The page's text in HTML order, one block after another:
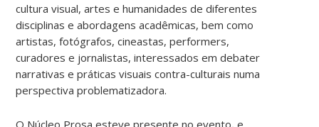
cultura visual, artes e humanidades de diferentes
disciplinas e abordagens acadêmicas, bem como
artistas, fotógrafos, cineastas, performers,
curadores e jornalistas, interessados em debater
narrativas e práticas visuais contra-culturais numa
perspectiva problematizadora.
O Núcleo Prosa esteve presente no evento, e